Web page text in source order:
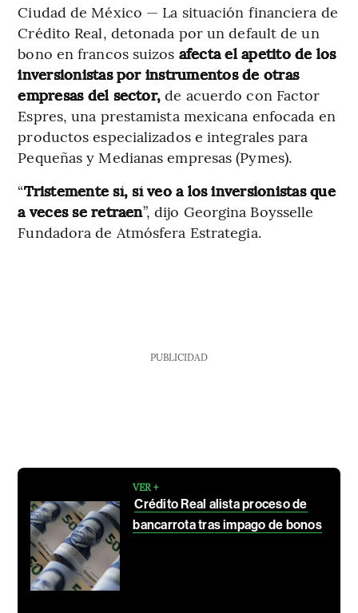
Ciudad de México — La situación financiera de
Crédito Real, detonada por un default de un
bono en francos suizos afecta el apetito de los
inversionistas por instrumentos de otras
empresas del sector, de acuerdo con Factor
Espres, una prestamista mexicana enfocada en
productos especializados e integrales para
Pequeñas y Medianas empresas (Pymes).
“Tristemente sí, sí veo a los inversionistas que
a veces se retraen”, dijo Georgina Boysselle
Fundadora de Atmósfera Estrategia.
PUBLICIDAD
VER +
Crédito Real alista proceso de
bancarrota tras impago de bonos